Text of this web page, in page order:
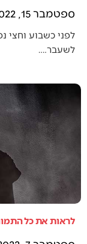
ספטמבר 15, 2022
לפני כשבוע וחצי
לשעבר.…
לראות את כל